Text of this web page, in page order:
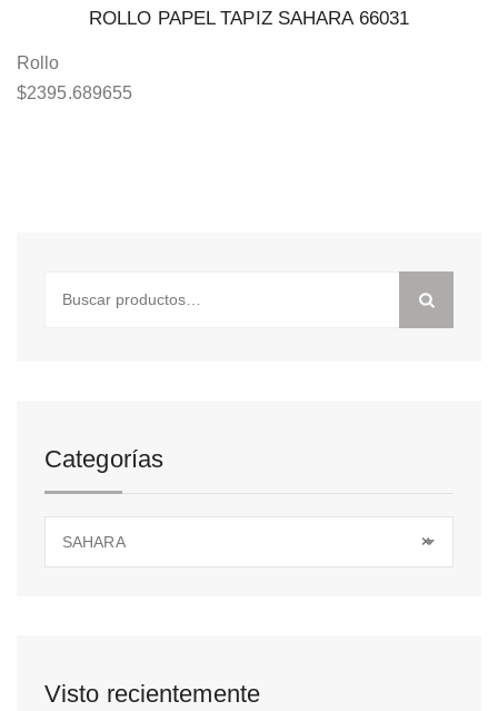
ROLLO PAPEL TAPIZ SAHARA 66031
Rollo
$2395.689655
Categorías
×
SAHARA
Visto recientemente